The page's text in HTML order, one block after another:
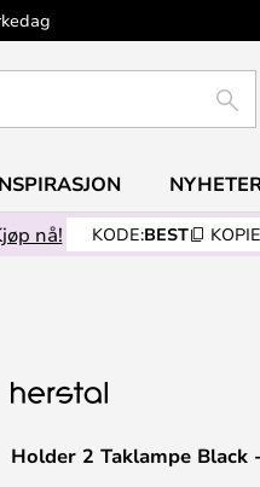
SØK
nå! KODE:BEST
Holder 2 Taklampe Black